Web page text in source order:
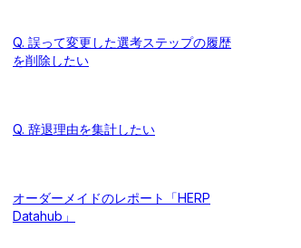
Q. 誤って変更した選考ステップの履歴
を削除したい
Q. 辞退理由を集計したい
オーダーメイドのレポート「HERP
Datahub」